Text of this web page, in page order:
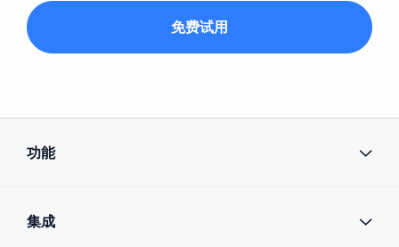
免费试用
功能
集成